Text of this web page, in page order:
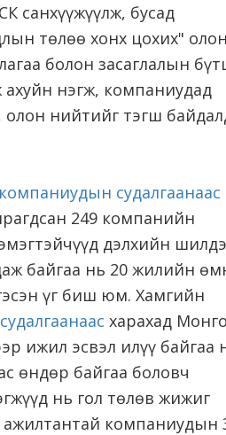
санхүүжүүлж, бусад
төлөө хонх цохих" олон
болон засаглалын
нэгж, компаниудад
нийтийг тэгш
судалгаанаас
249 компанийн
дэлхийн
байгаа нь 20 жилийн
үг биш юм. Хамгийн
харахад
ижил эсвэл илүү байгаа
өндөр байгаа боловч
нь гол төлөв жижиг
компаниудын